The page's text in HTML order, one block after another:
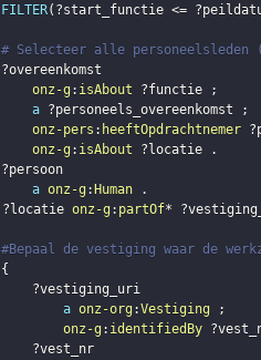
FILTER( ?start_functie <=
# Selecteer alle personeelsleden
?overeenkomst
onz-g : isAbout ?functie
;
a ?personeels_overeenkomst
;
onz-pers : heeftOpdrachtnemer
onz-g : isAbout ?locatie
.
?persoon
a onz-g : Human
.
?locatie onz-g : partOf*
#Bepaal de vestiging waar de
{
?vestiging_uri
a onz-org :Vestiging
;
onz-g : identifiedBy
?vest_nr